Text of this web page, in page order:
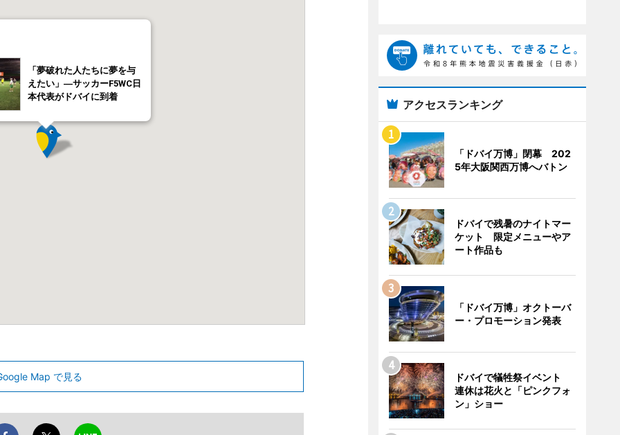
「夢破れた人たちに夢を与
えたい」―サッカーF5WC日
本代表がドバイに到着
Map で見る
アクセスランキング
「ドバイ万博」閉幕 202
5年大阪関西万博へバトン
ドバイで残暑のナイトマー
ケット 限定メニューやア
ート作品も
「ドバイ万博」オクトーバ
ー・プロモーション発表
ドバイで犠牲祭イベント
連休は花火と「ピンクフォ
ン」ショー